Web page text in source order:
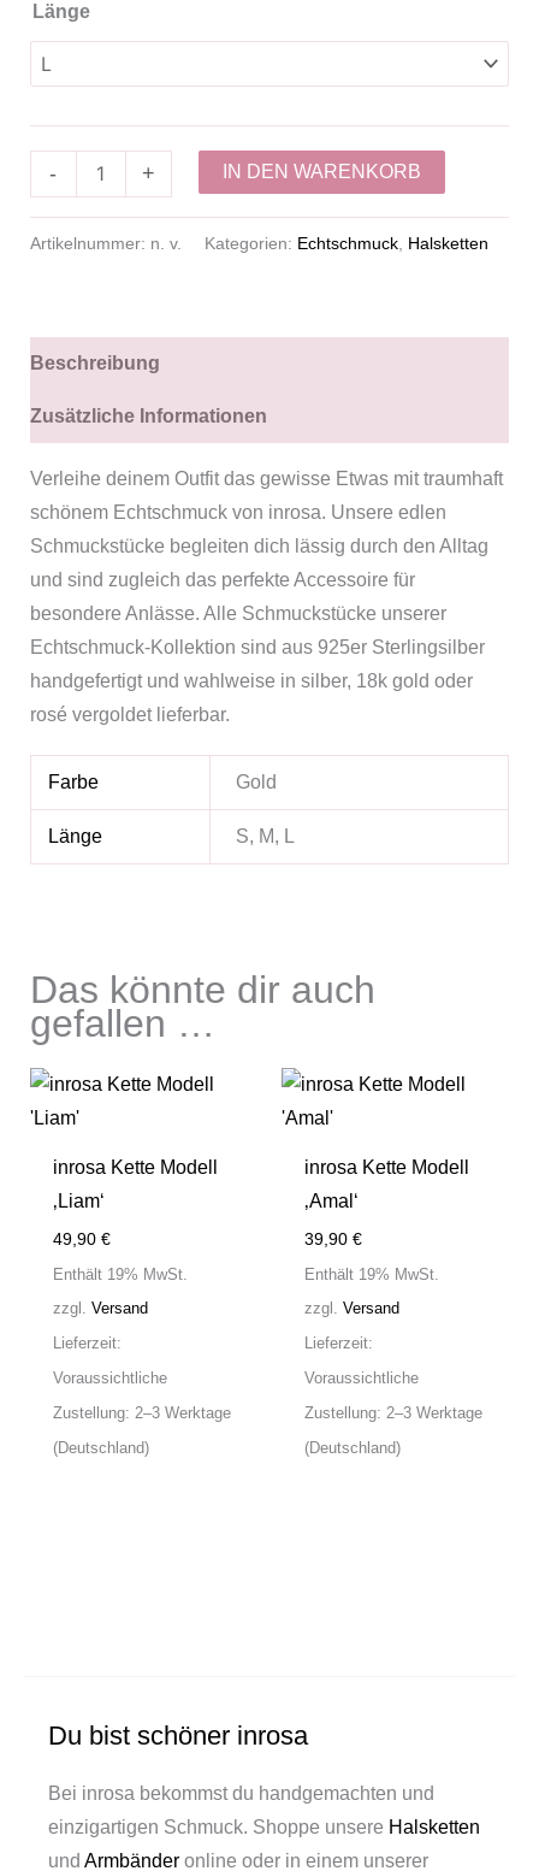
Länge
- + IN DEN WARENKORB
Artikelnummer: n. v. Kategorien: Echtschmuck, Halsketten
Beschreibung
Zusätzliche Informationen
Verleihe deinem Outfit das gewisse Etwas mit traumhaft
schönem Echtschmuck von inrosa. Unsere edlen
Schmuckstücke begleiten dich lässig durch den Alltag
und sind zugleich das perfekte Accessoire für
besondere Anlässe. Alle Schmuckstücke unserer
Echtschmuck-Kollektion sind aus 925er Sterlingsilber
handgefertigt und wahlweise in silber, 18k gold oder
rosé vergoldet lieferbar.
Farbe Gold
Länge S, M, L
Das könnte dir auch
gefallen …
inrosa Kette Modell
‚Liam‘
49,90 €
Enthält 19% MwSt.
zzgl. Versand
Lieferzeit:
Voraussichtliche
Zustellung: 2–3 Werktage
(Deutschland)
inrosa Kette Modell
‚Amal‘
39,90€
Enthält 19% MwSt.
zzgl.Versand
Lieferzeit:
Voraussichtliche
Zustellung: 2–3 Werktage
(Deutschland)
Du bist schöner inrosa
Bei inrosa bekommst du handgemachten und
einzigartigen Schmuck. Shoppe unsere Halsketten
und Armbänder online oder in einem unserer